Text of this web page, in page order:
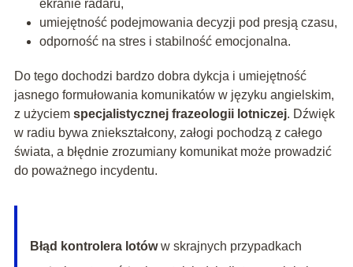
ekranie radaru,
umiejętność podejmowania decyzji pod presją czasu,
odporność na stres i stabilność emocjonalna.
Do tego dochodzi bardzo dobra dykcja i umiejętność
jasnego formułowania komunikatów w języku angielskim,
z użyciem specjalistycznej frazeologii lotniczej. Dźwięk
w radiu bywa zniekształcony, załogi pochodzą z całego
świata, a błędnie zrozumiany komunikat może prowadzić
do poważnego incydentu.
Błąd kontrolera lotóww skrajnych przypadkach